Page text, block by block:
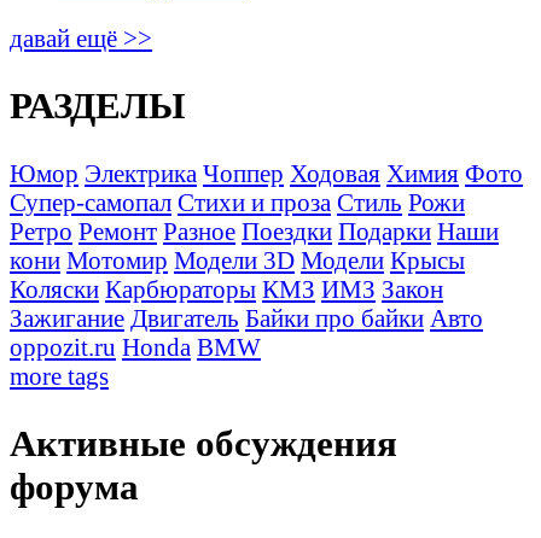
давай ещё >>
РАЗДЕЛЫ
Юмор Электрика Чоппер Ходовая Химия Фото
Супер-самопал Стихи и проза Стиль Рожи
Ретро Ремонт Разное Поездки Подарки Наши
кони Мотомир Модели 3D Модели Крысы
Коляски Карбюраторы КМЗ ИМЗ Закон
Зажигание Двигатель Байки про байки Авто
oppozit.ru Honda BMW
more tags
Активные обсуждения
форума